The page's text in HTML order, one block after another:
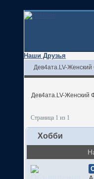
Наши Друзья
Дев4ата.LV-
Дев4ата.LV-Женский
Страница 1 из 1
Хобби